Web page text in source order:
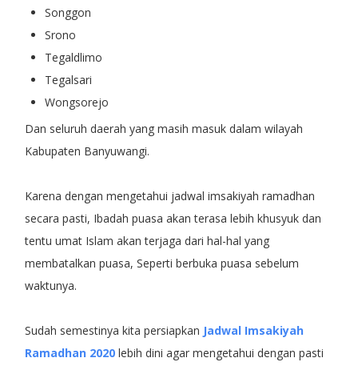
Songgon
Srono
Tegaldlimo
Tegalsari
Wongsorejo
Dan seluruh daerah yang masih masuk dalam wilayah
Kabupaten Banyuwangi.
Karena dengan mengetahui jadwal imsakiyah ramadhan
secara pasti, Ibadah puasa akan terasa lebih khusyuk dan
tentu umat Islam akan terjaga dari hal-hal yang
membatalkan puasa, Seperti berbuka puasa sebelum
waktunya.
Sudah semestinya kita persiapkan Jadwal Imsakiyah
Ramadhan 2020lebih dini agar mengetahui dengan pasti